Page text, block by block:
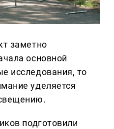
заметно
основной
исследования, то
уделяется
подготовили